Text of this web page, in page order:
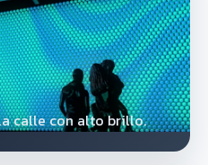
calle con alto brillo.